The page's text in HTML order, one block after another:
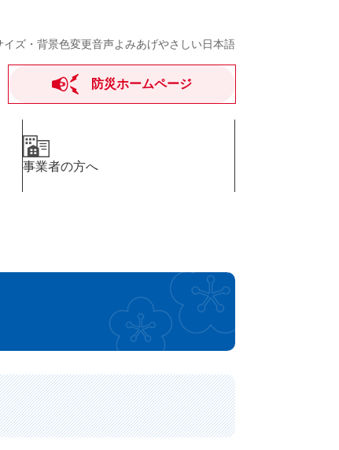
イズ・背景色変更音声よみあげやさしい日本語
防災ホームページ
事業者の方へ